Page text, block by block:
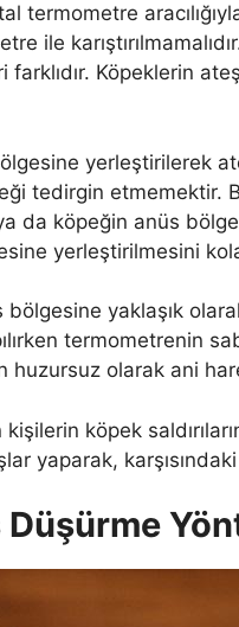
termometre
ile
farklıdır. Köpeklerin
yerleştirilerek
tedirgin etmemektir.
da köpeğin anüs
yerleştirilmesini
yaklaşık
termometrenin
huzursuz olarak ani
kişilerin köpek
yaparak,